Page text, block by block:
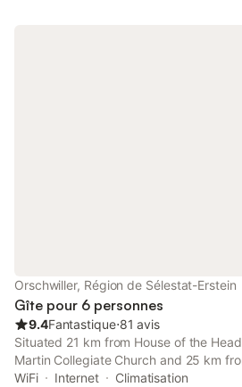
Orschwiller, Région de Sélestat-Erstein
Gîte pour 6 personnes
9.4Fantastique⋅81 avis
Situated 21 km from House of the
Martin Collegiate Church and 25 km
Cochylis, À l'Orée des Vignes, Gîte
WiFi Internet
Climatisation